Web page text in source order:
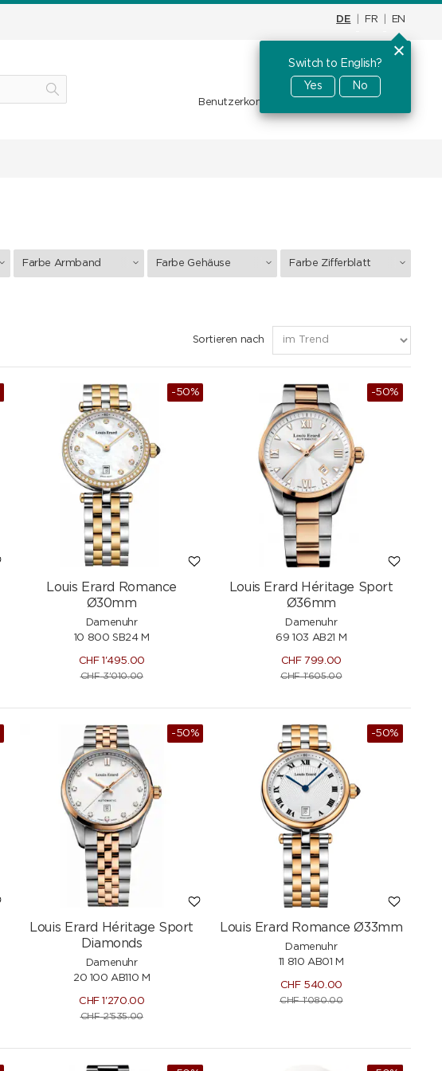
DE FR EN
Switch to English?
Yes
No
Warenkorb CHF0.00
Benutzerkonto
Farbe Armband Farbe Gehäuse Farbe Zifferblatt
Sortieren nach
-50%
Louis Erard Romance
Ø30mm
Damenuhr
10 800 SB24 M
CHF1'495.00
CHF3'010.00
-50%
Louis Erard Héritage Sport
Ø36mm
Damenuhr
69 103 AB21 M
CHF799.00
CHF1'605.00
-50%
Louis Erard Héritage Sport
Diamonds
Damenuhr
20 100 AB110 M
CHF 1'270.00
CHF2'535.00
NEU
-50%
Louis Erard Romance Ø33mm
Damenuhr
11 810 AB01 M
CHF 540.00
CHF1'080.00